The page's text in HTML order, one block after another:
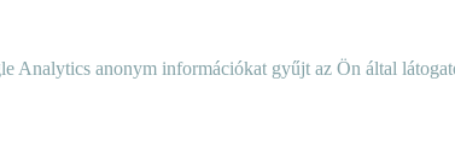
Analytics anonym információkat gyűjt az Ön által